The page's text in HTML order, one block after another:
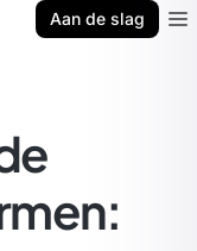
Aan de slag